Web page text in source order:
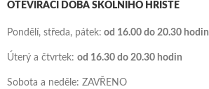
OTEVÍRACÍ DOBA ŠKOLNÍHO HŘIŠTĚ
Pondělí, středa, pátek: od 16.00 do 20.30 hodin
Úterý a čtvrtek: od 16.30 do 20.30 hodin
Sobota a neděle: ZAVŘENO